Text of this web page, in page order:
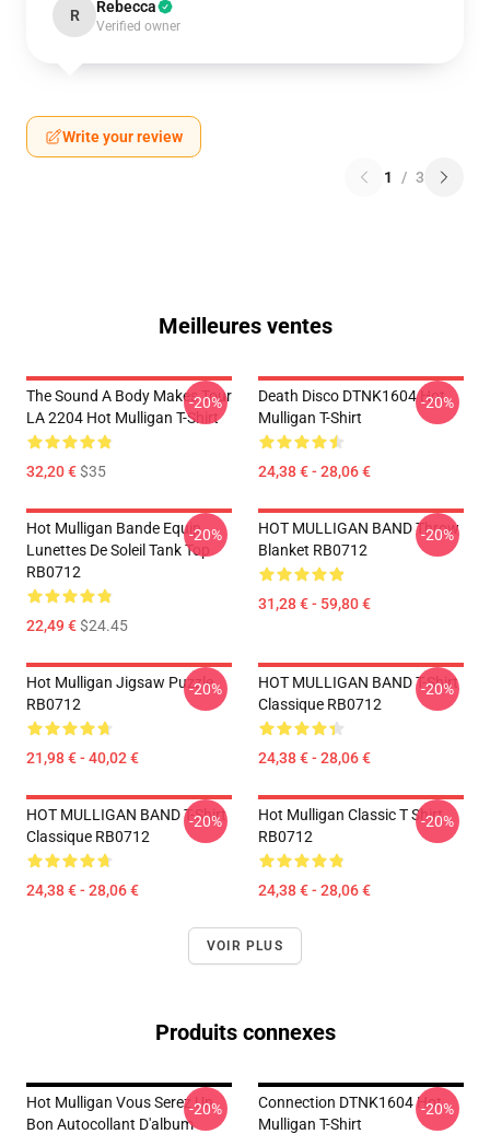
R Rebecca
Verified owner
Write your review
1 / 3
Meilleures ventes
The Sound A Body Makes Tour
LA 2204 Hot Mulligan T-Shirt
32,20 €$35
-20%
Death Disco DTNK1604 Hot
Mulligan T-Shirt
24,38 € - 28,06 €
-20%
Hot Mulligan Bande Equip
Lunettes De Soleil Tank Top
RB0712
22,49 €$24.45
-20%
HOT MULLIGAN BAND Throw
Blanket RB0712
31,28 € - 59,80 €
-20%
Hot Mulligan Jigsaw Puzzle
RB0712
21,98 € - 40,02 €
-20%
HOT MULLIGAN BAND T-Shirt
Classique RB0712
24,38 € - 28,06 €
-20%
HOT MULLIGAN BAND T-Shirt
Classique RB0712
24,38 € - 28,06 €
-20%
Hot Mulligan Classic T Shirt
RB0712
24,38 € - 28,06 €
-20%
VOIR PLUS
Produits connexes
Hot Mulligan Vous Serez Un
Bon Autocollant D'album
-20%
Connection DTNK1604 Hot
Mulligan T-Shirt
-20%